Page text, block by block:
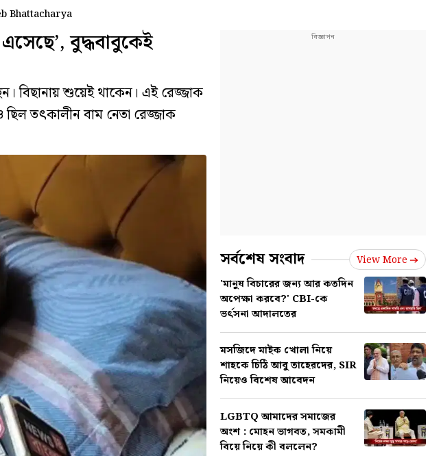
Bhattacharya
বুদ্ধবাবুকেই
বিছানায় শুয়েই থাকেন। এই রেজ্জাক
ছিল তৎকালীন বাম নেতা রেজ্জাক
সর্বশেষ সংবাদ View More
'মানুষ বিচারের জন্য আর কতদিন
অপেক্ষা করবে?' CBI-কে
ভর্ৎসনা আদালতের
মসজিদে মাইক খোলা নিয়ে
শাহকে চিঠি আবু তাহেরদের, SIR
নিয়েও বিশেষ আবেদন
LGBTQ আমাদের সমাজের
অংশ : মোহন ভাগবত, সমকামী
বিয়ে নিয়ে কী বললেন?